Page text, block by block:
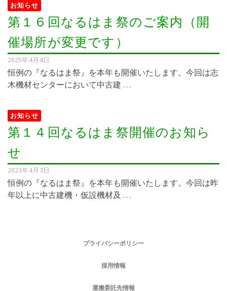
お知らせ
第１６回なるはま祭のご案内（開
催場所が変更です）
2025年4月4日
恒例の『なるはま祭』を本年も開催いたします。今回は志
木機材センターにおいて中古建 …
お知らせ
第１４回なるはま祭開催のお知ら
せ
2023年4月3日
恒例の『なるはま祭』を本年も開催いたします。今回は昨
年以上に中古建機・仮設機材及 …
プライバシーポリシー
採用情報
運搬委託先情報